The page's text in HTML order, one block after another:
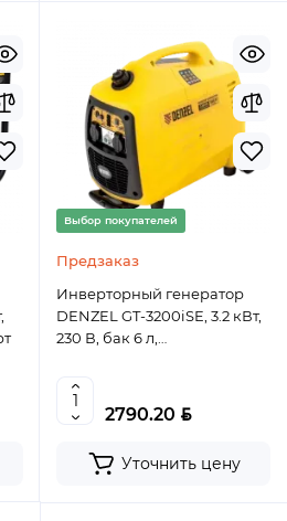
Выбор покупателей
Предзаказ
Инверторный генератор
DENZEL GT-3200iSE, 3.2 кВт,
230 В, бак 6 л,
2790.20 BYN
Уточнить цену